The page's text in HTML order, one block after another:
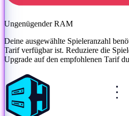
Ungenügender RAM
Deine ausgewählte Spieleranzahl
Tarif verfügbar ist. Reduziere die
Upgrade auf den empfohlenen Tarif